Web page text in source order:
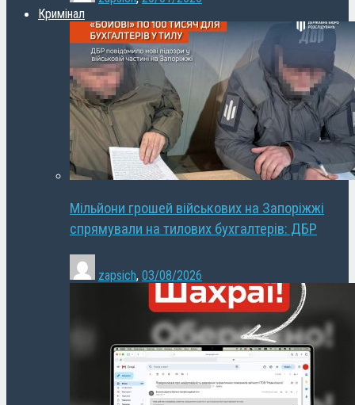
Кримінал
Мільйони грошей військових на Запоріжжі
спрямували на тилових бухгалтерів: ДБР
zapsich, 03/08/2026